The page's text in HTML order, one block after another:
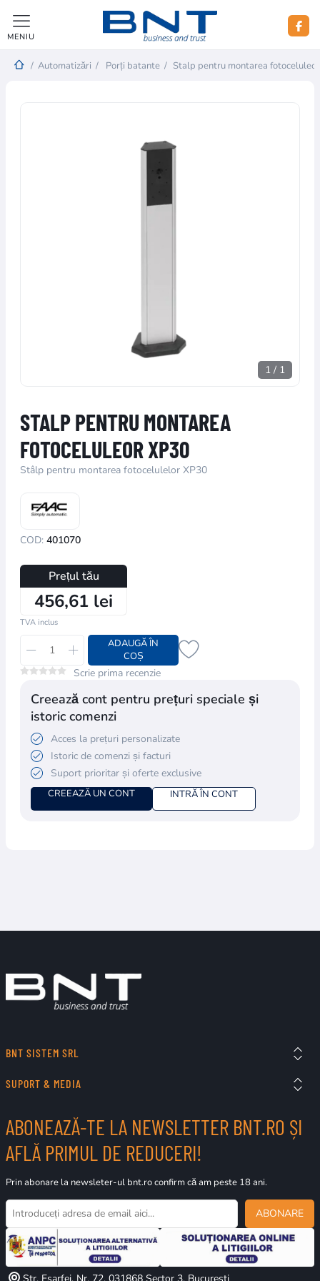
MENIU
/ Automatizări / Porți batante / Stalp pentru montarea
1 / 1
STALP PENTRU MONTAREA
FOTOCELULEOR XP30
Stâlp pentru montarea fotocelulelor XP30
COD: 401070
Prețul tău
456,61 lei
TVA inclus
ADAUGĂ ÎN
COȘ
Scrie prima recenzie
Creează cont pentru prețuri speciale și
istoric comenzi
Acces la prețuri personalizate
Istoric de comenzi și facturi
Suport prioritar și oferte exclusive
CREEAZĂ UN CONT INTRĂ ÎN CONT
BNT SISTEM SRL
SUPORT & MEDIA
ABONEAZĂ-TE LA NEWSLETTER BNT.RO ȘI
AFLĂ PRIMUL DE REDUCERI!
Prin abonare la newsleter-ul bnt.ro confirm că am peste 18 ani.
ABONARE